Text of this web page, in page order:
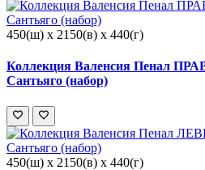
450(ш) x 2150(в) x 440(г)
Коллекция Валенсия Пенал
Сантьяго (набор)
450(ш) x 2150(в) x 440(г)